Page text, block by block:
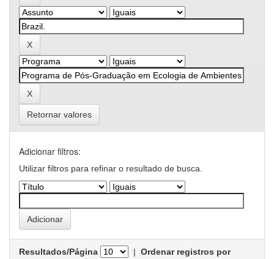
Retornar valores
Adicionar filtros:
Utilizar filtros para refinar o resultado de busca.
Resultados/Página | Ordenar registros por